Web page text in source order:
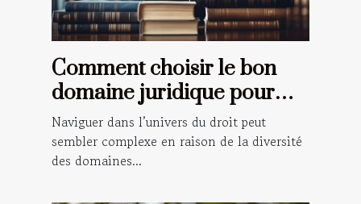
Comment choisir le bon
domaine juridique pour
votre situation ?
Naviguer dans l’univers du droit peut
sembler complexe en raison de la diversité
des domaines...